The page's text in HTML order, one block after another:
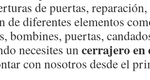
de puertas,
de diferentes elementos
bombines, puertas,
necesites uncerrajero en
con nosotros desde el